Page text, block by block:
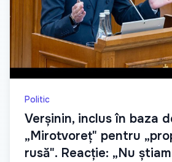
Politic
Verșinin, inclus în baza
„Mirotvoreț" pentru
rusă". Reacție: „Nu